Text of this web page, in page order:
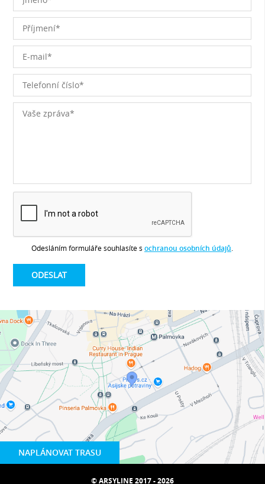
NAPLÁNOVAT TRASU
Odesláním formuláře souhlasíte s ochranou osobních údajů
© ARSYLINE 2017 - 2026